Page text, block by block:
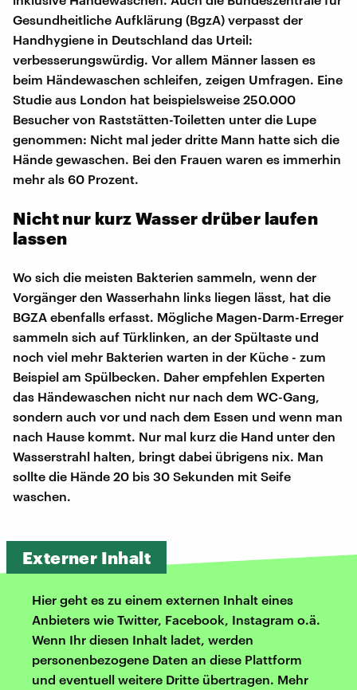
Gesundheitliche Aufklärung (BgzA) verpasst der
Handhygiene in Deutschland das Urteil:
verbesserungswürdig. Vor allem Männer lassen es
beim Händewaschen schleifen, zeigen Umfragen. Eine
Studie aus London hat beispielsweise 250.000
Besucher von Raststätten-Toiletten unter die Lupe
genommen: Nicht mal jeder dritte Mann hatte sich die
Hände gewaschen. Bei den Frauen waren es immerhin
mehr als 60 Prozent.
Nicht nur kurz Wasser drüber laufen
lassen
Wo sich die meisten Bakterien sammeln, wenn der
Vorgänger den Wasserhahn links liegen lässt, hat die
BGZA ebenfalls erfasst. Mögliche Magen-Darm-Erreger
sammeln sich auf Türklinken, an der Spültaste und
noch viel mehr Bakterien warten in der Küche - zum
Beispiel am Spülbecken. Daher empfehlen Experten
das Händewaschen nicht nur nach dem WC-Gang,
sondern auch vor und nach dem Essen und wenn man
nach Hause kommt. Nur mal kurz die Hand unter den
Wasserstrahl halten, bringt dabei übrigens nix. Man
sollte die Hände 20 bis 30 Sekunden mit Seife
waschen.
Externer Inhalt
Hier geht es zu einem externen Inhalt eines
Anbieters wie Twitter, Facebook, Instagram o.ä.
Wenn Ihr diesen Inhalt ladet, werden
personenbezogene Daten an diese Plattform
und eventuell weitere Dritte übertragen. Mehr